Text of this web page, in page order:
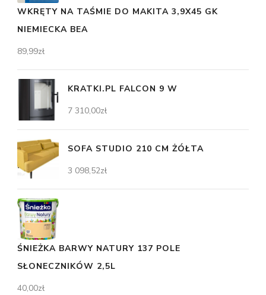
WKRĘTY NA TAŚMIE DO MAKITA 3,9X45 GK
NIEMIECKA BEA
89,99zł
KRATKI.PL FALCON 9 W
7 310,00zł
SOFA STUDIO 210 CM ŻÓŁTA
3 098,52zł
ŚNIEŻKA BARWY NATURY 137 POLE
SŁONECZNIKÓW 2,5L
40,00zł